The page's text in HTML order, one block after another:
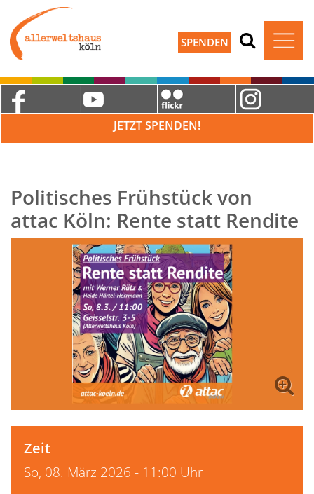
SPENDEN
JETZT SPENDEN!
Politisches Frühstück von
attac Köln: Rente statt Rendite
Zeit
So, 08. März 2026 - 11:00 Uhr